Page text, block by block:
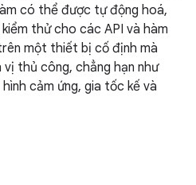
có thể được tự động hoá,
thử cho các API và hàm
một thiết bị cố định mà
thủ công, chẳng hạn như
cảm ứng, gia tốc kế và